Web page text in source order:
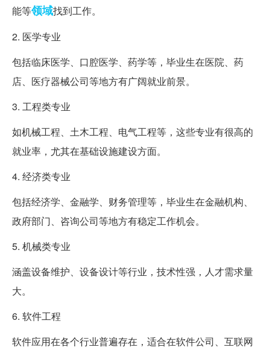
能等领域找到工作。
2. 医学专业
包括临床医学、口腔医学、药学等，毕业生在医院、药
店、医疗器械公司等地方有广阔就业前景。
3. 工程类专业
如机械工程、土木工程、电气工程等，这些专业有很高的
就业率，尤其在基础设施建设方面。
4. 经济类专业
包括经济学、金融学、财务管理等，毕业生在金融机构、
政府部门、咨询公司等地方有稳定工作机会。
5. 机械类专业
涵盖设备维护、设备设计等行业，技术性强，人才需求量
大。
6. 软件工程
软件应用在各个行业普遍存在，适合在软件公司、互联网